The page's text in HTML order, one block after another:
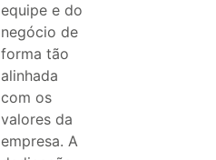
equipe e do
negócio de
forma tão
alinhada
com os
valores da
empresa. A